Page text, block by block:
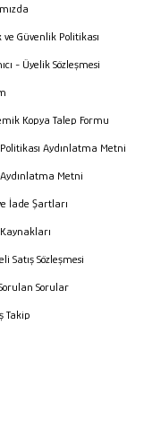
ve Güvenlik Politikası
- Üyelik Sözleşmesi
Kopya Talep Formu
Aydınlatma Metni
Aydınlatma Metni
İade Şartları
Satış Sözleşmesi
Sorular
Takip